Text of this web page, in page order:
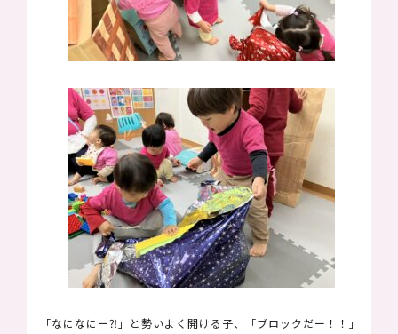
「なになにー⁈」と勢いよく開ける子、「ブロックだー！！」